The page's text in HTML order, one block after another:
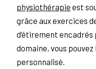
physiothérapie est
grâce aux exercices
d’étirement
domaine, vous
personnalisé.